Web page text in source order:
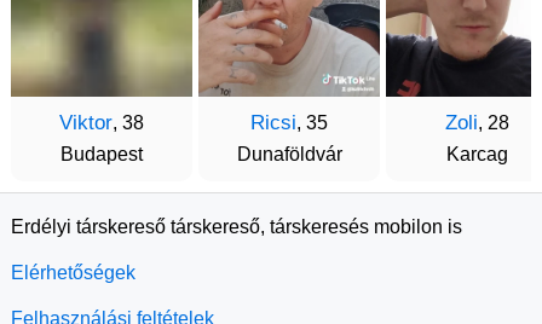
Viktor, 38
Budapest
Ricsi, 35
Dunaföldvár
Zoli, 28
Karcag
Erdélyi társkereső társkereső, társkeresés mobilon is
Elérhetőségek
Felhasználási feltételek